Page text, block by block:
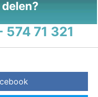
574 71 321